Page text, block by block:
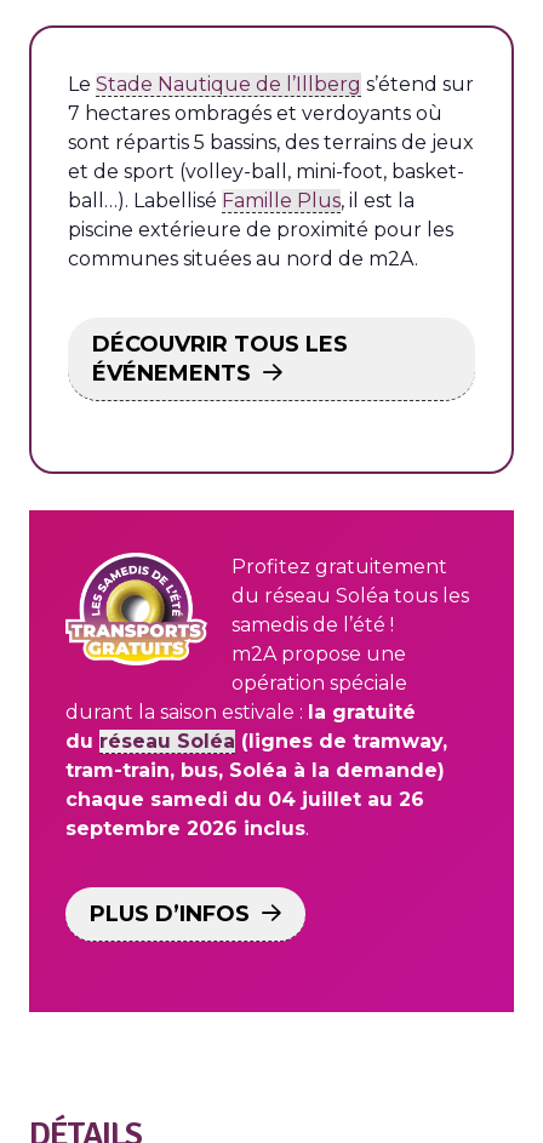
Le Stade Nautique de l’Illberg s’étend sur
7 hectares ombragés et verdoyants où
sont répartis 5 bassins, des terrains de jeux
et de sport (volley-ball, mini-foot, basket-
ball…). Labellisé Famille Plus, il est la
piscine extérieure de proximité pour les
communes situées au nord de m2A.
DÉCOUVRIR TOUS LES
ÉVÉNEMENTS
Profitez gratuitement
du réseau Soléa tous les
samedis de l’été !
m2A propose une
opération spéciale
durant la saison estivale : la gratuité
du réseau Soléa (lignes de tramway,
tram-train, bus, Soléa à la demande)
chaque samedi du 04 juillet au 26
septembre 2026 inclus.
PLUS D’INFOS
DÉTAILS